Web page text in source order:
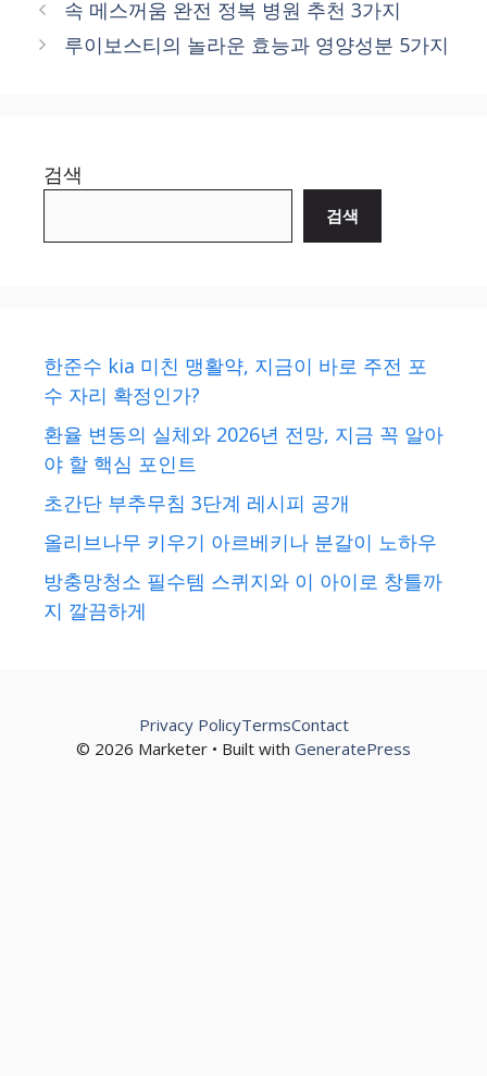
속 메스꺼움 완전 정복 병원 추천 3가지
루이보스티의 놀라운 효능과 영양성분 5가지
검색
검색
한준수 kia 미친 맹활약, 지금이 바로 주전 포
수 자리 확정인가?
환율 변동의 실체와 2026년 전망, 지금 꼭 알아
야 할 핵심 포인트
초간단 부추무침 3단계 레시피 공개
올리브나무 키우기 아르베키나 분갈이 노하우
방충망청소 필수템 스퀴지와 이 아이로 창틀까
지 깔끔하게
© 2026 Marketer • Built with GeneratePress
Privacy PolicyTermsContact